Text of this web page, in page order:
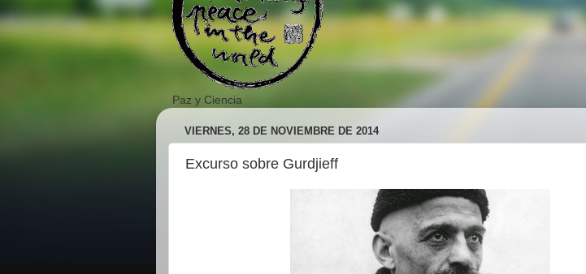
Paz y Ciencia
VIERNES, 28 DE NOVIEMBRE DE 2014
Excurso sobre Gurdjieff